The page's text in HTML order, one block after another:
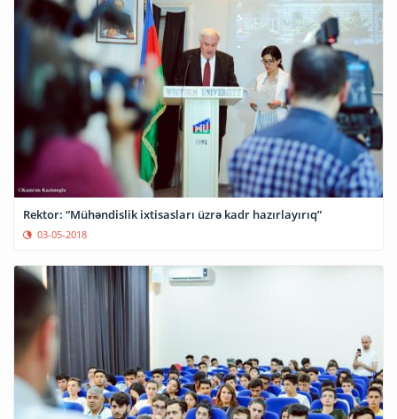
Rektor: “Mühəndislik ixtisasları üzrə kadr hazırlayırıq”
03-05-2018